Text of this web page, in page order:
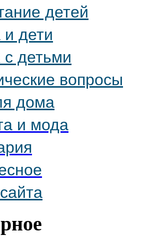
детей
дети
детьми
вопросы
дома
и мода